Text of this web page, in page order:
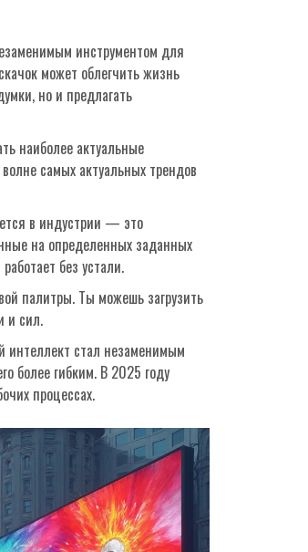
инструментом для
может облегчить жизнь
но и предлагать
наиболее актуальные
самых актуальных трендов
в индустрии — это
на определенных заданных
без устали.
палитры. Ты можешь загрузить
и сил.
интеллект стал незаменимым
более гибким. В 2025 году
процессах.